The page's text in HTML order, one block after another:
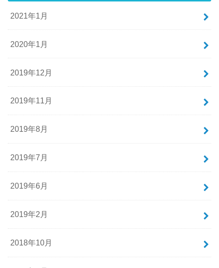
2021年1月
2020年1月
2019年12月
2019年11月
2019年8月
2019年7月
2019年6月
2019年2月
2018年10月